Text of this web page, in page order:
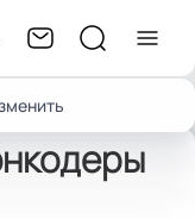
энкодеры